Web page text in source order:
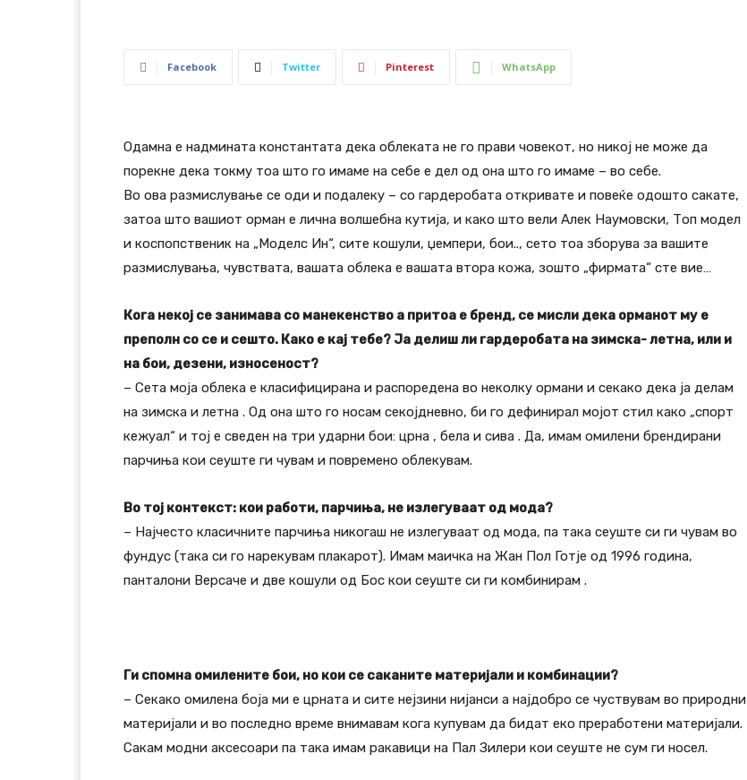
Facebook Twitter Pinterest WhatsApp
Одамна е надмината константата дека облеката не го прави човекот, но никој не може да
порекне дека токму тоа што го имаме на себе е дел од она што го имаме – во себе.
Во ова размислување се оди и подалеку – со гардеробата откривате и повеќе одошто сакате,
затоа што вашиот орман е лична волшебна кутија, и како што вели Алек Наумовски, Топ модел
и коспопственик на „Моделс Ин“, сите кошули, џемпери, бои.., сето тоа зборува за вашите
размислувања, чувствата, вашата облека е вашата втора кожа, зошто „фирмата“ сте вие…
Кога некој се занимава со манекенство а притоа е бренд, се мисли дека орманот му е
преполн со се и сешто. Како е кај тебе? Ја делиш ли гардеробата на зимска- летна, или и
на бои, дезени, износеност?
– Сета моја облека е класифицирана и распоредена во неколку ормани и секако дека ја делам
на зимска и летна . Од она што го носам секојдневно, би го дефинирал мојот стил како „спорт
кежуал“ и тој е сведен на три ударни бои: црна , бела и сива . Да, имам омилени брендирани
парчиња кои сеуште ги чувам и повремено облекувам.
Во тој контекст: кои работи, парчиња, не излегуваат од мода?
– Најчесто класичните парчиња никогаш не излегуваат од мода, па така сеуште си ги чувам во
фундус (така си го нарекувам плакарот). Имам маичка на Жан Пол Готје од 1996 година,
панталони Версаче и две кошули од Бос кои сеуште си ги комбинирам .
Ги спомна омилените бои, но кои се саканите материјали и комбинации?
– Секако омилена боја ми е црната и сите нејзини нијанси а најдобро се чуствувам во природни
материјали и во последно време внимавам кога купувам да бидат еко преработени материјали.
Сакам модни аксесоари па така имам ракавици на Пал Зилери кои сеуште не сум ги носел.